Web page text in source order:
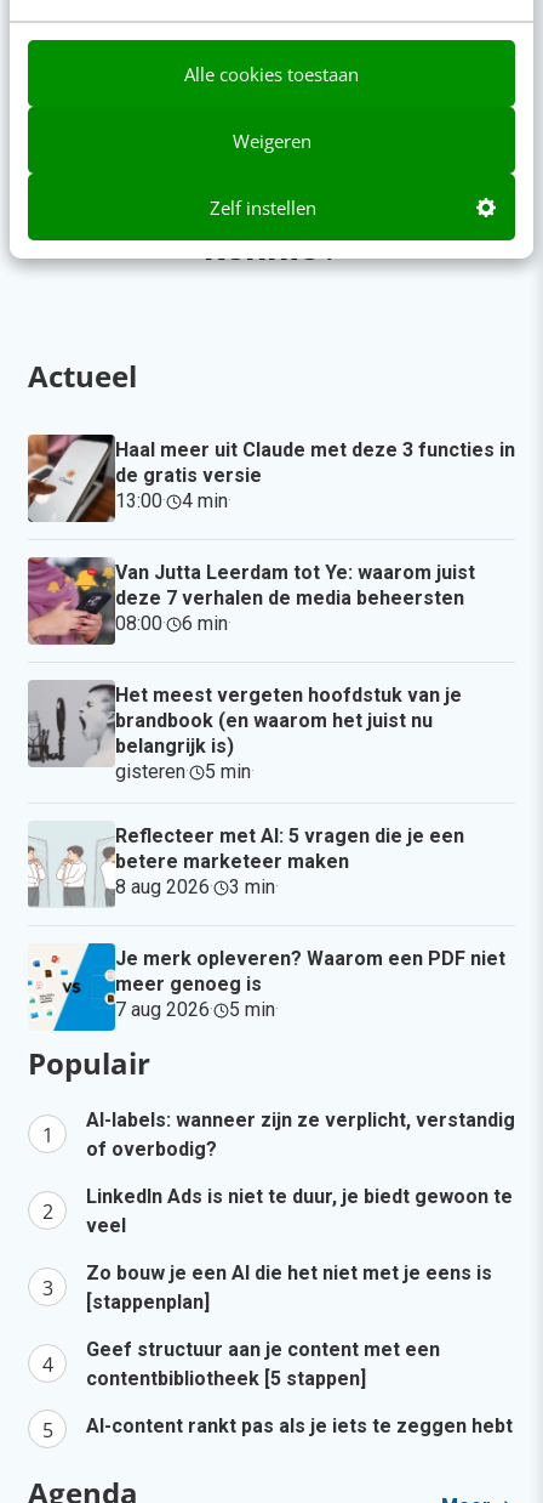
Alle cookies toestaan
Weigeren
Zelf instellen
Op zoek naar nog meer
kennis?
Actueel
Haal meer uit Claude met deze 3 functies in
de gratis versie
13:00· 4 min·
Van Jutta Leerdam tot Ye: waarom juist
deze 7 verhalen de media beheersten
08:00· 6 min·
Het meest vergeten hoofdstuk van je
brandbook (en waarom het juist nu
belangrijk is)
gisteren· 5 min·
Reflecteer met AI: 5 vragen die je een
betere marketeer maken
8 aug 2026· 3 min·
Je merk opleveren? Waarom een PDF niet
meer genoeg is
7 aug 2026· 5 min·
Populair
AI-labels: wanneer zijn ze verplicht, verstandig
of overbodig?
LinkedIn Ads is niet te duur, je biedt gewoon te
veel
Zo bouw je een AI die het niet met je eens is
[stappenplan]
Geef structuur aan je content met een
contentbibliotheek [5 stappen]
AI-content rankt pas als je iets te zeggen hebt
Agenda